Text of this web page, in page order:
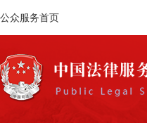
公众服务首页